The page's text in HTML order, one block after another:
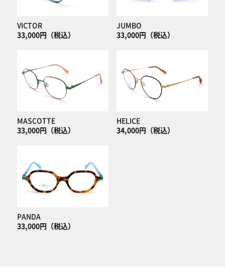
VICTOR
33,000円（税込）
JUMBO
33,000円（税込）
MASCOTTE
33,000円（税込）
HELICE
34,000円（税込）
PANDA
33,000円（税込）